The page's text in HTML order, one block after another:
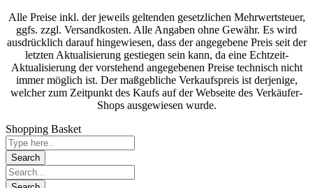
Alle Preise inkl. der jeweils geltenden gesetzlichen Mehrwertsteuer,
ggfs. zzgl. Versandkosten. Alle Angaben ohne Gewähr. Es wird
ausdrücklich darauf hingewiesen, dass der angegebene Preis seit der
letzten Aktualisierung gestiegen sein kann, da eine Echtzeit-
Aktualisierung der vorstehend angegebenen Preise technisch nicht
immer möglich ist. Der maßgebliche Verkaufspreis ist derjenige,
welcher zum Zeitpunkt des Kaufs auf der Webseite des Verkäufer-
Shops ausgewiesen wurde.
Shopping Basket